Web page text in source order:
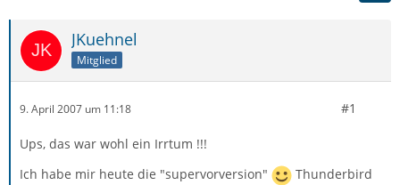
JKuehnel
Mitglied
9. April 2007 um 11:18 #1
Ups, das war wohl ein Irrtum !!!
Ich habe mir heute die "supervorversion"
Thunderbird